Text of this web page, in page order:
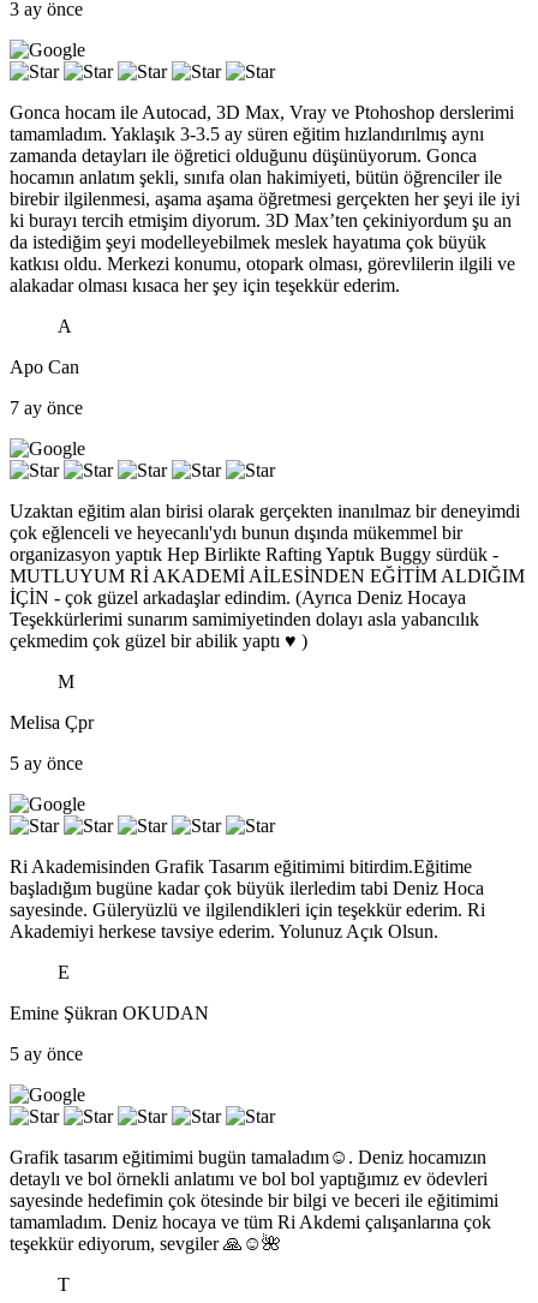
3 ay önce
Gonca hocam ile Autocad, 3D Max, Vray ve Ptohoshop derslerimi
tamamladım. Yaklaşık 3-3.5 ay süren eğitim hızlandırılmış aynı
zamanda detayları ile öğretici olduğunu düşünüyorum. Gonca
hocamın anlatım şekli, sınıfa olan hakimiyeti, bütün öğrenciler ile
birebir ilgilenmesi, aşama aşama öğretmesi gerçekten her şeyi ile iyi
ki burayı tercih etmişim diyorum. 3D Max’ten çekiniyordum şu an
da istediğim şeyi modelleyebilmek meslek hayatıma çok büyük
katkısı oldu. Merkezi konumu, otopark olması, görevlilerin ilgili ve
alakadar olması kısaca her şey için teşekkür ederim.
A
Apo Can
7 ay önce
Uzaktan eğitim alan birisi olarak gerçekten inanılmaz bir deneyimdi
çok eğlenceli ve heyecanlı'ydı bunun dışında mükemmel bir
organizasyon yaptık Hep Birlikte Rafting Yaptık Buggy sürdük -
MUTLUYUM Rİ AKADEMİ AİLESİNDEN EĞİTİM ALDIĞIM
İÇİN - çok güzel arkadaşlar edindim. (Ayrıca Deniz Hocaya
Teşekkürlerimi sunarım samimiyetinden dolayı asla yabancılık
çekmedim çok güzel bir abilik yaptı ♥ )
M
Melisa Çpr
5 ay önce
Ri Akademisinden Grafik Tasarım eğitimimi bitirdim.Eğitime
başladığım bugüne kadar çok büyük ilerledim tabi Deniz Hoca
sayesinde. Güleryüzlü ve ilgilendikleri için teşekkür ederim. Ri
Akademiyi herkese tavsiye ederim. Yolunuz Açık Olsun.
E
Emine Şükran OKUDAN
5 ay önce
Grafik tasarım eğitimimi bugün tamaladım☺️. Deniz hocamızın
detaylı ve bol örnekli anlatımı ve bol bol yaptığımız ev ödevleri
sayesinde hedefimin çok ötesinde bir bilgi ve beceri ile eğitimimi
tamamladım. Deniz hocaya ve tüm Ri Akdemi çalışanlarına çok
teşekkür ediyorum, sevgiler 🙏☺️🌺
T